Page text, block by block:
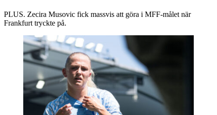
PLUS. Zecira Musovic fick massvis att göra i MFF-målet när
Frankfurt tryckte på.